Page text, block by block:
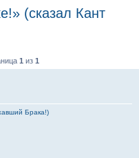
(сказал Кант
1 из 1
Брака!)